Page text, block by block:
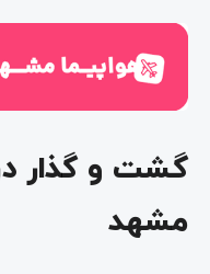
گشت و گذار
مشهد